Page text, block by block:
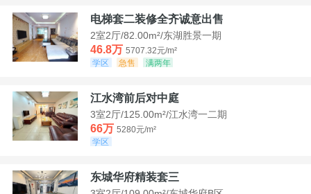
电梯套二装修全齐诚意出售
2室2厅/82.00m²/东湖胜景一期
46.8万 5707.32元/m²
学区
急售 满两年
江水湾前后对中庭
3室2厅/125.00m²/江水湾一二期
66万 5280元/m²
学区
东城华府精装套三